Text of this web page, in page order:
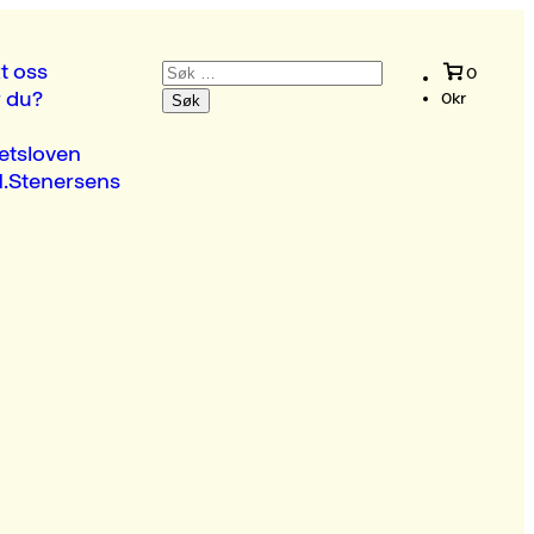
oss
du?
Søk
etter:
0
0kr